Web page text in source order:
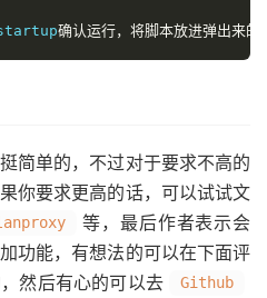
确认运行，将脚本放进弹出来的
简单的，不过对于要求不高的
你要求更高的话，可以试试文
等，最后作者表示会
功能，有想法的可以在下面评
然后有心的可以去
Github